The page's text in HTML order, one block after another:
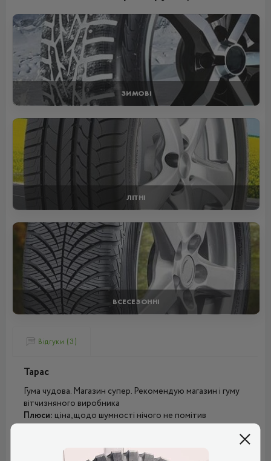
ЗИМОВІ
ЛІТНІ
ВСЕСЕЗОННІ
Відгуки (3)
Тарас
Гума чудова. Магазин супер. Рекомендую магазин і гуму
вітчизняного виробника
Плюси: ціна, щодо шумності нічого не помітив
12.11.2024, 07:36